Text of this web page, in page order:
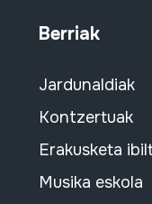
Berriak
Jardunaldiak
Kontzertuak
Erakusketa
Musika eskola